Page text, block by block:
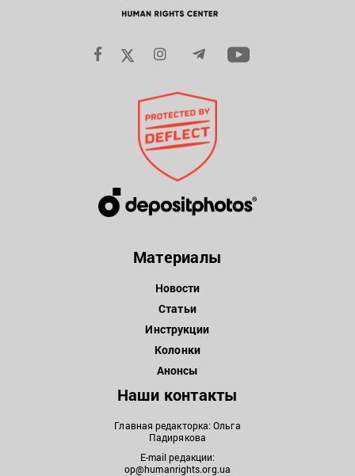
Материалы
Новости
Статьи
Инструкции
Колонки
Анонсы
Наши контакты
Главная редакторка: Ольга
Падирякова
E-mail редакции:
op@humanrights.org.ua